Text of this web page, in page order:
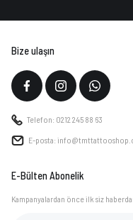
Bize ulaşın
Telefon: 0212 245 88 63
E-posta:
E-Bülten Abonelik
Kampanyalardan önce ilk siz